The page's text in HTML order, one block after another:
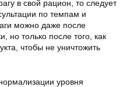
в свой рацион, то следует
по темпам и
можно даже после
но только после того, как
чтобы не уничтожить
уровня